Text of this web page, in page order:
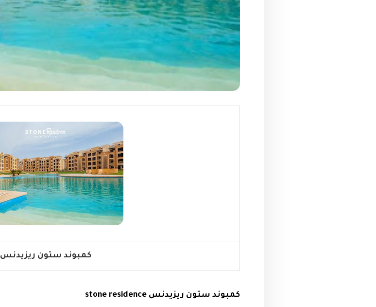
كمبوند ستون ريزيدنس
كمبوند ستون ريزيدنس stone residence